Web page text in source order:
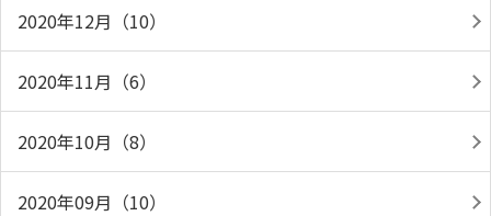
2020年12月（10）
2020年11月（6）
2020年10月（8）
2020年09月（10）